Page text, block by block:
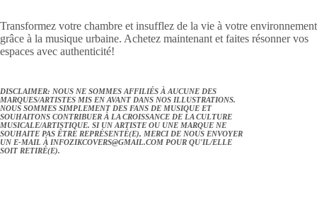
Transformez votre chambre et insufflez de la vie à votre environnement
grâce à la musique urbaine. Achetez maintenant et faites résonner vos
espaces avec authenticité!
DISCLAIMER: NOUS NE SOMMES AFFILIÉS À AUCUNE DES
MARQUES/ARTISTES MIS EN AVANT DANS NOS ILLUSTRATIONS.
NOUS SOMMES SIMPLEMENT DES FANS DE MUSIQUE ET
SOUHAITONS CONTRIBUER À LA CROISSANCE DE LA CULTURE
MUSICALE/ARTISTIQUE. SI UN ARTISTE OU UNE MARQUE NE
SOUHAITE PAS ÊTRE REPRÉSENTÉ(E), MERCI DE NOUS ENVOYER
UN E-MAIL À INFOZIKCOVERS@GMAIL.COM POUR QU'IL/ELLE
SOIT RETIRÉ(E).